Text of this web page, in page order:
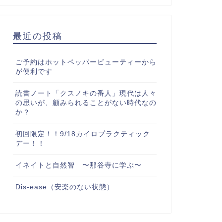
最近の投稿
ご予約はホットペッパービューティーから
が便利です
読書ノート「クスノキの番人」現代は人々
の思いが、顧みられることがない時代なの
か？
初回限定！！9/18カイロプラクティック
デー！！
イネイトと自然智 〜那谷寺に学ぶ〜
Dis-ease（安楽のない状態）